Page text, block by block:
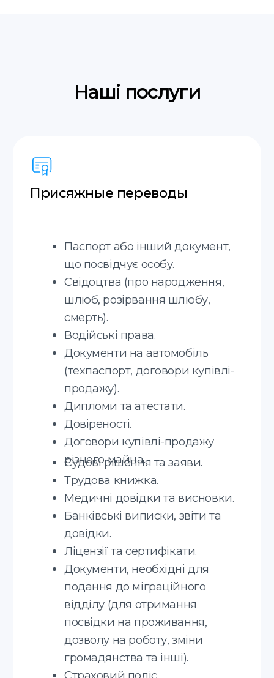
Словацька
Німецька
Дізнайтеся більше про
отримання юридичних
документів у Польщі
Соглашаюсь сполитикой
конфиденциальности
Надіслати
Translate service — це